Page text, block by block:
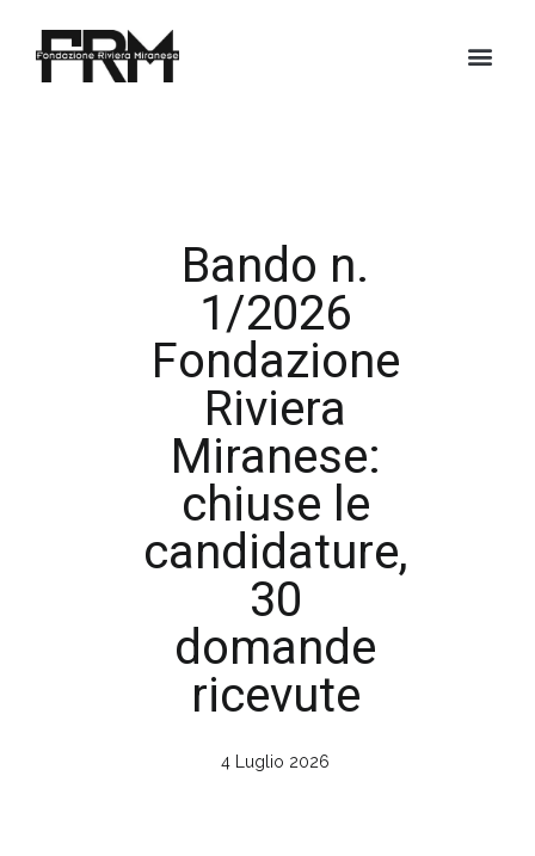
Bando n.
1/2026
Fondazione
Riviera
Miranese:
chiuse le
candidature,
30
domande
ricevute
4 Luglio 2026